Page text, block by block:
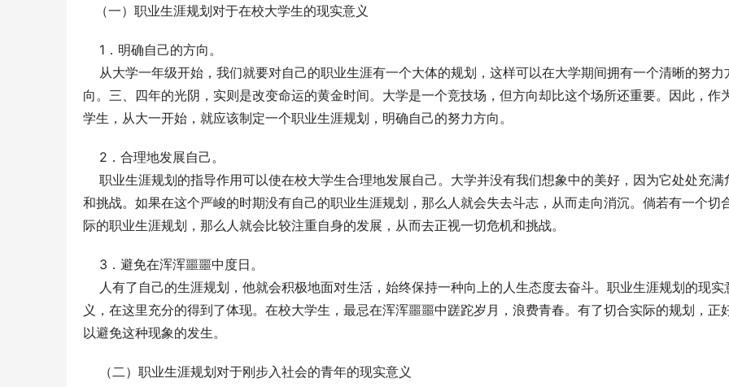
（一）职业生涯规划对于在校大学生的现实意义
1．明确自己的方向。
从大学一年级开始，我们就要对自己的职业生涯有一个大体的规划，这样可以在大学期间拥有一个清晰的努力
向。三、四年的光阴，实则是改变命运的黄金时间。大学是一个竞技场，但方向却比这个场所还重要。因此，作
学生，从大一开始，就应该制定一个职业生涯规划，明确自己的努力方向。
2．合理地发展自己。
职业生涯规划的指导作用可以使在校大学生合理地发展自己。大学并没有我们想象中的美好，因为它处处充满
和挑战。如果在这个严峻的时期没有自己的职业生涯规划，那么人就会失去斗志，从而走向消沉。倘若有一个切
际的职业生涯规划，那么人就会比较注重自身的发展，从而去正视一切危机和挑战。
3．避免在浑浑噩噩中度日。
人有了自己的生涯规划，他就会积极地面对生活，始终保持一种向上的人生态度去奋斗。职业生涯规划的现实
义，在这里充分的得到了体现。在校大学生，最忌在浑浑噩噩中蹉跎岁月，浪费青春。有了切合实际的规划，正
以避免这种现象的发生。
（二）职业生涯规划对于刚步入社会的青年的现实意义